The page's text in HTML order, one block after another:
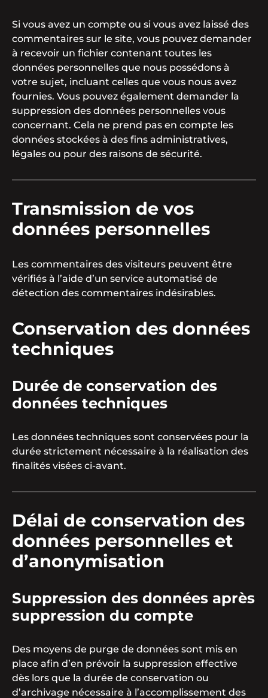
Si vous avez un compte ou si vous avez laissé des
commentaires sur le site, vous pouvez demander
à recevoir un fichier contenant toutes les
données personnelles que nous possédons à
votre sujet, incluant celles que vous nous avez
fournies. Vous pouvez également demander la
suppression des données personnelles vous
concernant. Cela ne prend pas en compte les
données stockées à des fins administratives,
légales ou pour des raisons de sécurité.
Transmission de vos
données personnelles
Les commentaires des visiteurs peuvent être
vérifiés à l’aide d’un service automatisé de
détection des commentaires indésirables.
Conservation des données
techniques
Durée de conservation des
données techniques
Les données techniques sont conservées pour la
durée strictement nécessaire à la réalisation des
finalités visées ci-avant.
Délai de conservation des
données personnelles et
d’anonymisation
Suppression des données après
suppression du compte
Des moyens de purge de données sont mis en
place afin d’en prévoir la suppression effective
dès lors que la durée de conservation ou
d’archivage nécessaire à l’accomplissement des